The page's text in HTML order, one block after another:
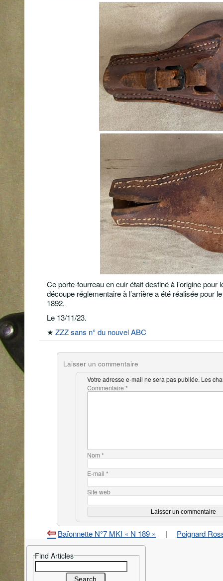
Ce porte-fourreau en cuir était destiné à l’origine
découpe réglementaire à l’arrière a été réalisée pour
1892.
Le 13/11/23.
★ ZZZ sans n° du nouvel ABC
Laisser un commentaire
Votre adresse e-mail ne sera pas publiée. Les
Commentaire*
Nom*
E-mail*
Site web
Baïonnette N°7 MKI « N 189 » | Poignard
Find Articles
Search
for: